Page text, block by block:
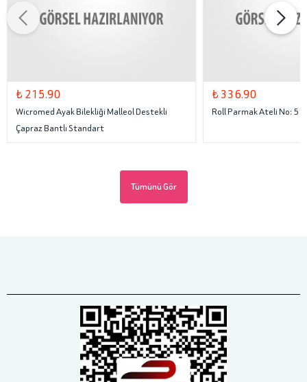
₺ 215.90
Wicromed Ayak Bilekliği Malleol Destekli
Çapraz Bantlı Standart
₺ 336.90
Roll Parmak Ateli No: 5
Tümünü Gör